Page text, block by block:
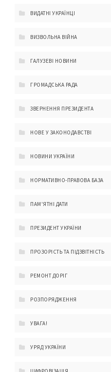
ВИДАТНІ УКРАЇНЦІ
ВИЗВОЛЬНА ВІЙНА
ГАЛУЗЕВІ НОВИНИ
ГРОМАДСЬКА РАДА
ЗВЕРНЕННЯ ПРЕЗИДЕНТА
НОВЕ У ЗАКОНОДАВСТВІ
НОВИНИ УКРАЇНИ
НОРМАТИВНО-ПРАВОВА БАЗА
ПАМ'ЯТНІ ДАТИ
ПРЕЗИДЕНТ УКРАЇНИ
ПРОЗОРІСТЬ ТА ПІДЗВІТНІСТЬ
РЕМОНТ ДОРІГ
РОЗПОРЯДЖЕННЯ
УВАГА!
УРЯД УКРАЇНИ